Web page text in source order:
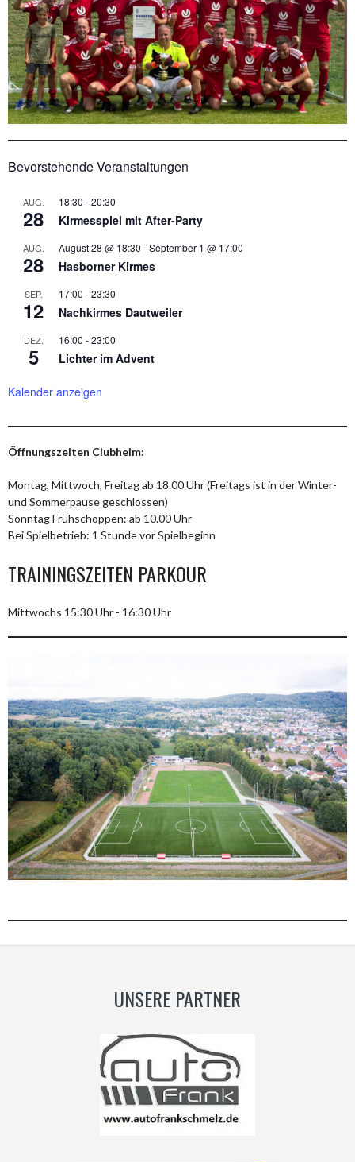
Bevorstehende Veranstaltungen
AUG.
28
18:30 -20:30
Kirmesspiel mit After-Party
AUG.
28
August 28 @ 18:30 -September 1 @ 17:00
Hasborner Kirmes
SEP.
12
17:00 -23:30
Nachkirmes Dautweiler
DEZ.
5
16:00 -23:00
Lichter im Advent
Kalender anzeigen
Öffnungszeiten Clubheim:
Montag, Mittwoch, Freitag ab 18.00 Uhr (Freitags ist in der Winter-
und Sommerpause geschlossen)
Sonntag Frühschoppen: ab 10.00 Uhr
Bei Spielbetrieb: 1 Stunde vor Spielbeginn
TRAININGSZEITEN PARKOUR
Mittwochs 15:30 Uhr - 16:30 Uhr
UNSERE PARTNER